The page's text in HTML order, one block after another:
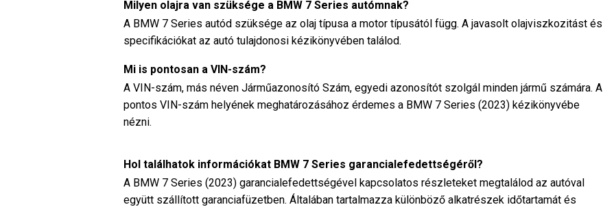
Milyen olajra van szüksége a BMW 7 Series autómnak?
A BMW 7 Series autód szüksége az olaj típusa a motor típusától függ. A javasolt olajviszkozitást és
specifikációkat az autó tulajdonosi kézikönyvében találod.
Mi is pontosan a VIN-szám?
A VIN-szám, más néven Járműazonosító Szám, egyedi azonosítót szolgál minden jármű számára. A
pontos VIN-szám helyének meghatározásához érdemes a BMW 7 Series (2023) kézikönyvébe
nézni.
Hol találhatok információkat BMW 7 Series garancialefedettségéről?
A BMW 7 Series (2023) garancialefedettségével kapcsolatos részleteket megtalálod az autóval
együtt szállított garanciafüzetben. Általában tartalmazza különböző alkatrészek időtartamát és